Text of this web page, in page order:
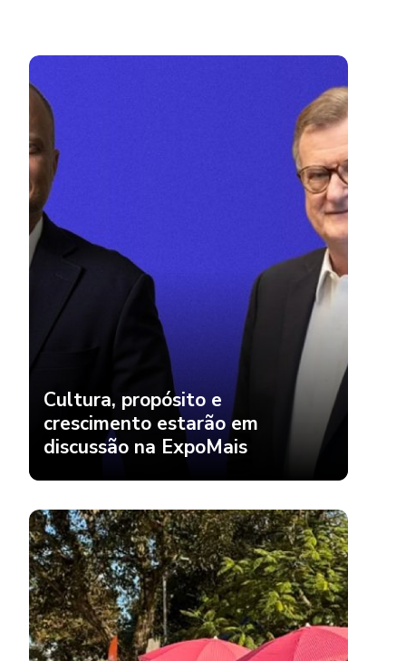
Cultura, propósito e
crescimento estarão em
discussão na ExpoMais